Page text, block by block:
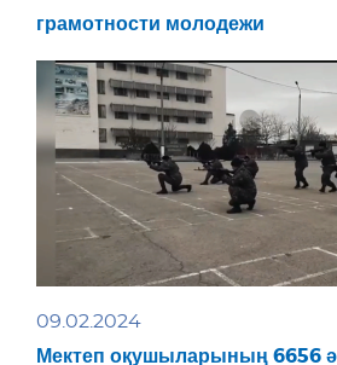
грамотности молодежи
09.02.2024
Мектеп оқушыларының 6656